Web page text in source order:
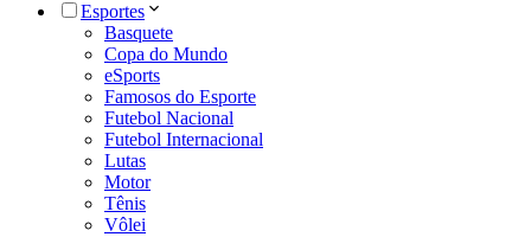
Esportes
Basquete
Copa do Mundo
eSports
Famosos do Esporte
Futebol Nacional
Futebol Internacional
Lutas
Motor
Tênis
Vôlei